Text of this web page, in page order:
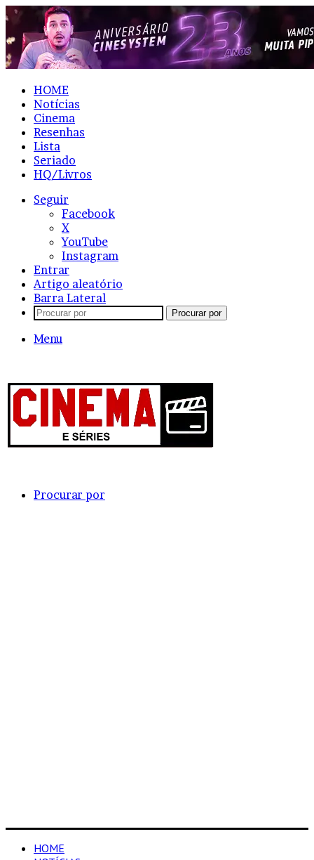
HOME
Notícias
Cinema
Resenhas
Lista
Seriado
HQ/Livros
Seguir
Facebook
X
YouTube
Instagram
Entrar
Artigo aleatório
Barra Lateral
Procurar por
Menu
Procurar por
HOME